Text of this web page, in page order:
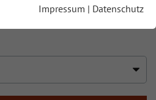
Impressum | Datenschutz